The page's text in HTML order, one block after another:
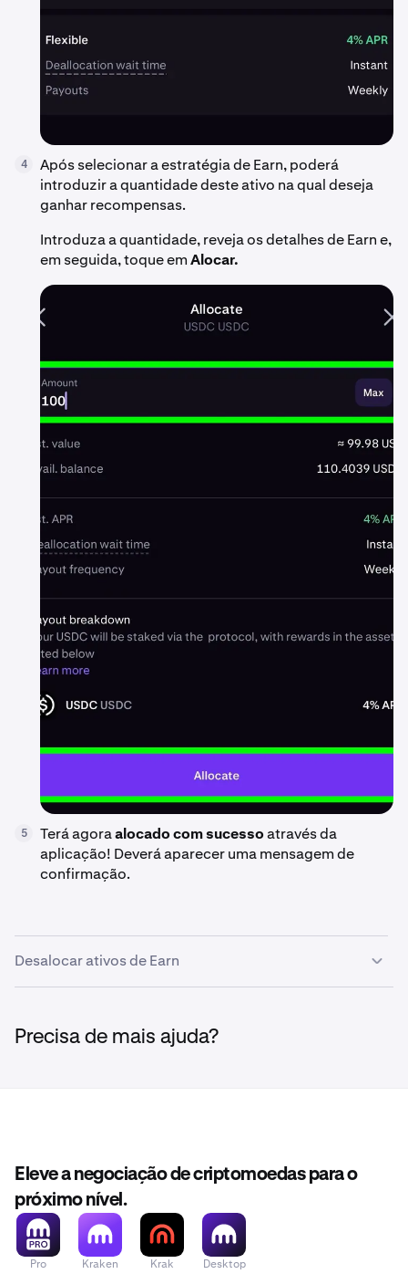
4
Após selecionar a estratégia de Earn, poderá
introduzir a quantidade deste ativo na qual deseja
ganhar recompensas.
Introduza a quantidade, reveja os detalhes de Earn e,
em seguida, toque emAlocar.
5 Terá agoraalocado com sucessoatravés da
aplicação! Deverá aparecer uma mensagem de
confirmação.
Desalocar ativos de Earn
fazer unstaking.Saiba mais aqui
(Não toque no botão grande de Earn)
Os seus ativos a gerar rendimento serão listados.
Selecione o ativo que deseja desaplicar ou
desalocar. Em seguida, toque no botão
Precisa de mais ajuda?
Eleve a negociação de criptomoedas para o
próximo nível.
Pro Kraken Krak Desktop